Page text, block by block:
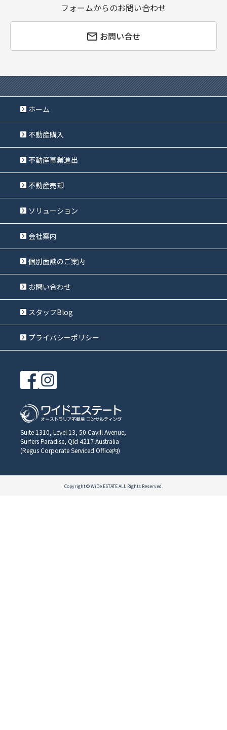
フォームからのお問い合わせ
お問い合せ
ホーム
不動産購入
不動産事業進出
不動産売却
ソリューション
会社案内
個別面談のご案内
お問い合わせ
スタッフBlog
プライバシーポリシー
Suite 1310, Level 13, 50 Cavill Avenue,
Surfers Paradise, Qld 4217 Australia
(Regus Corporate Serviced Office内)
Copyright © WiDe ESTATE ALL Rights Reserved.